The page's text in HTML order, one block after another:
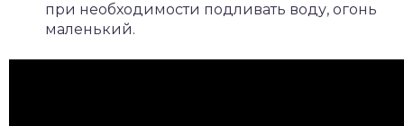
при необходимости подливать воду, огонь
маленький.